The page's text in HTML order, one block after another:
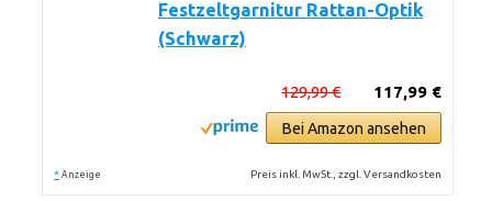
Festzeltgarnitur Rattan-Optik
(Schwarz)
117,99 €
129,99 €
Bei Amazon ansehen
* Anzeige Preis inkl. MwSt., zzgl. Versandkosten